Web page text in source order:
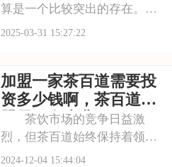
算是一个比较突出的存在。它
的产品不仅口味独特，而且注
家自己的店，那么加盟喜茶或
许是个明智的选择。本文将为
你揭秘喜茶加盟需要
2025-03-31 15:27:22
加盟一家茶百道需要投
资多少钱啊，茶百道加
盟需要多少费用
茶饮市场的竞争日益激
烈，但茶百道始终保持着领先
的优势。这得益于茶百道对产
2024-12-04 15:44:04